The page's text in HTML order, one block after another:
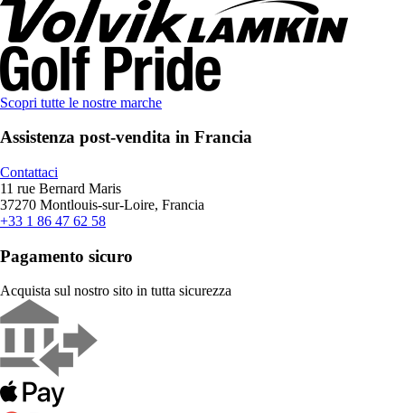
Scopri tutte le nostre marche
Assistenza post-vendita in Francia
Contattaci
11 rue Bernard Maris
37270 Montlouis-sur-Loire, Francia
+33 1 86 47 62 58
Pagamento sicuro
Acquista sul nostro sito in tutta sicurezza